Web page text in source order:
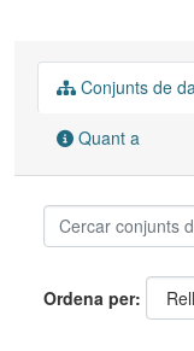
Conjunts de
Quant a
Ordena per